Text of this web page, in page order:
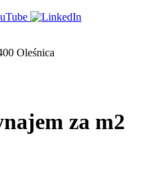
Oleśnica
za m2